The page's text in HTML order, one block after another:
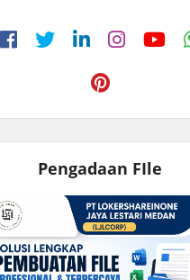
Pengadaan FIle